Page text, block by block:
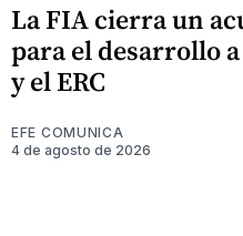
La FIA cierra un
para el desarrollo
y el ERC
EFE COMUNICA
4 de agosto de 2026